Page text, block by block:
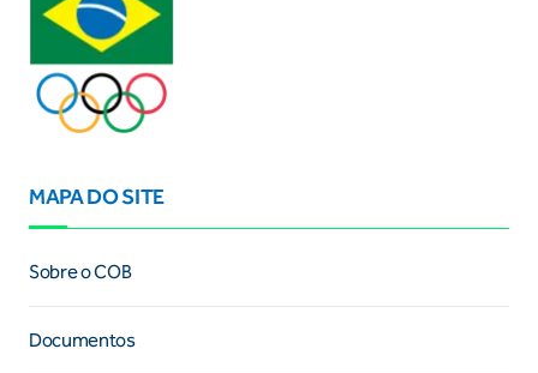
MAPA DO SITE
Sobre o COB
Documentos